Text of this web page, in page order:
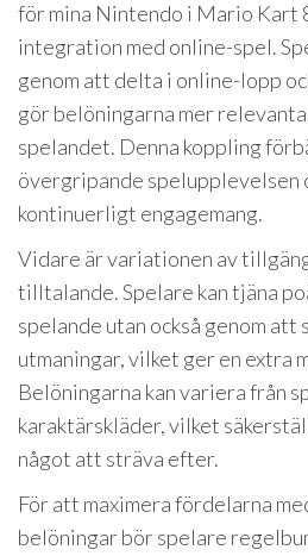
för mina Nintendo i Mario Kart
integration med online-spel.
genom att delta i online-lopp
gör belöningarna mer
spelandet. Denna koppling
övergripande spelupplevelsen
kontinuerligt engagemang.
Vidare är variationen av
tilltalande. Spelare kan tjäna
spelande utan också genom
utmaningar, vilket ger en extra
Belöningarna kan variera från
karaktärskläder, vilket
något att sträva efter.
För att maximera fördelarna
belöningar bör spelare